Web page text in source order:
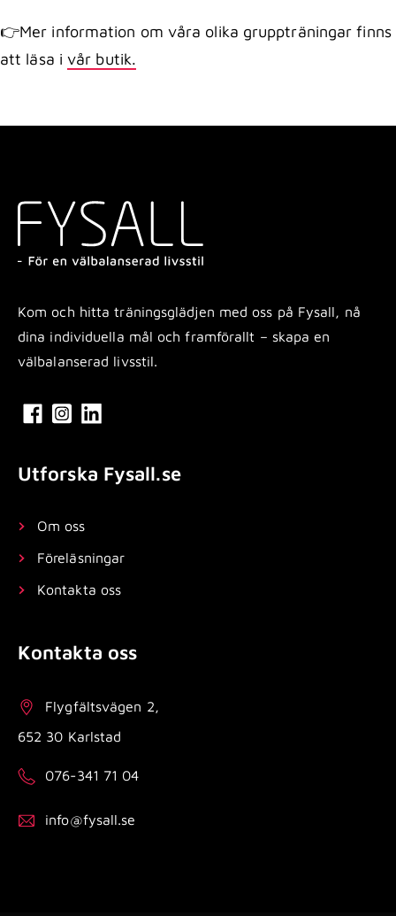
👉Mer information om våra olika gruppträningar finns
att läsa ivår butik.
Kom och hitta träningsglädjen med oss på Fysall, nå
dina individuella mål och framförallt – skapa en
välbalanserad livsstil.
Utforska Fysall.se
Om oss
Föreläsningar
Kontakta oss
Kontakta oss
Flygfältsvägen 2,
652 30 Karlstad
076-341 71 04
info@fysall.se